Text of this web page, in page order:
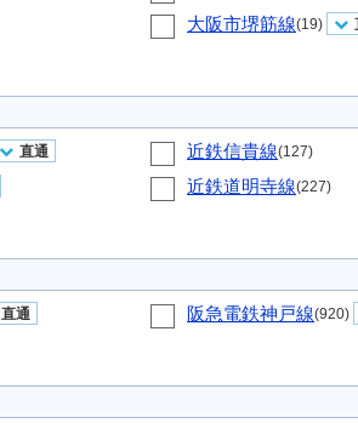
大阪市堺筋線(19)
直通 近鉄信貴線(127)
近鉄道明寺線(227)
直通 阪急電鉄神戸線(920)